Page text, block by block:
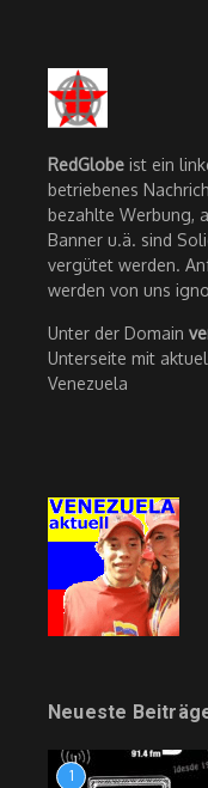
RedGlobe ist ein
betriebenes
bezahlte Werbung,
Banner u.ä. sind
vergütet werden.
werden von uns
Unter der Domain
Unterseite mit
Venezuela
Neueste
1